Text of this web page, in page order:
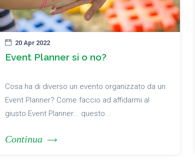
20 Apr 2022
Event Planner si o no?
Cosa ha di diverso un evento organizzato da un
Event Planner? Come faccio ad affidarmi al
giusto Event Planner... questo...
Continua